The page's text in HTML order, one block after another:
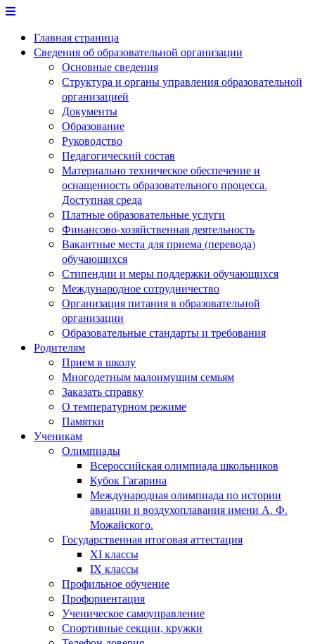
Перейти
содержимому
Главная страница
Сведения об образовательной организации
Основные сведения
Структура и органы управления образовательной
организацией
Документы
Образование
Руководство
Педагогический состав
Материально техническое обеспечение и
оснащенность образовательного процесса.
Доступная среда
Платные образовательные услуги
Финансово-хозяйственная деятельность
Вакантные места для приема (перевода)
обучающихся
Стипендии и меры поддержки обучающихся
Международное сотрудничество
Организация питания в образовательной
организации
Образовательные стандарты и требования
Родителям
Прием в школу
Многодетным малоимущим семьям
Заказать справку
О температурном режиме
Памятки
Ученикам
Олимпиады
Всероссийская олимпиада школьников
Кубок Гагарина
Международная олимпиада по истории
авиации и воздухоплавания имени А. Ф.
Можайского.
Государственная итоговая аттестация
XI классы
IX классы
Профильное обучение
Профориентация
Ученическое самоуправление
Спортивные секции, кружки